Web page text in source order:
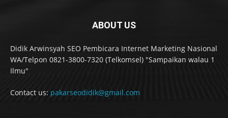
ABOUT US
Didik Arwinsyah SEO Pembicara Internet Marketing Nasional
WA/Telpon 0821-3800-7320 (Telkomsel) "Sampaikan walau 1
Ilmu"
Contact us: pakarseodidik@gmail.com